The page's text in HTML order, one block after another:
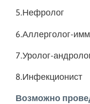
5.Нефролог
6.Аллерголог-
7.Уролог-
8.Инфекционист
Возможно